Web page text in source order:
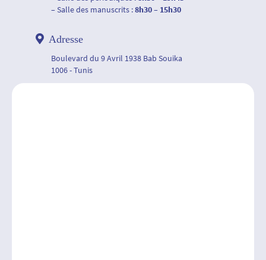
– Salle des manuscrits :8h30 – 15h30
Adresse
Boulevard du 9 Avril 1938 Bab Souika
1006 - Tunis